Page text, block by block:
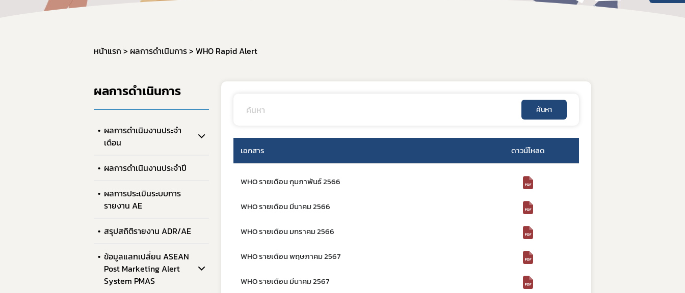
หน้าแรก ผลการดำเนินการ WHO Rapid Alert
ผลการดำเนินการ
ผลการดำเนินงานประจำ
เดือน
ผลการดำเนินงานประจำปี
ผลการประเมินระบบการ
รายงาน AE
สรุปสถิติรายงาน ADR/AE
ข้อมูลแลกเปลี่ยน ASEAN
Post Marketing Alert
System PMAS
ค้นหา
เอกสาร ดาวน์โหลด
WHO รายเดือน กุมภาพันธ์ 2566
WHO รายเดือน มีนาคม 2566
WHO รายเดือน มกราคม 2566
WHO รายเดือน พฤษภาคม 2567
WHO รายเดือน มีนาคม 2567
เลือกหัวข้อที่ท่านต้องการ Subscribe